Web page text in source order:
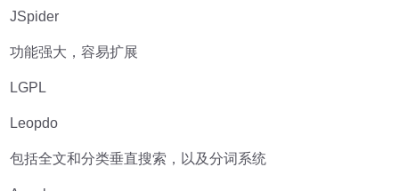
JSpider
功能强大，容易扩展
LGPL
Leopdo
包括全文和分类垂直搜索，以及分词系统